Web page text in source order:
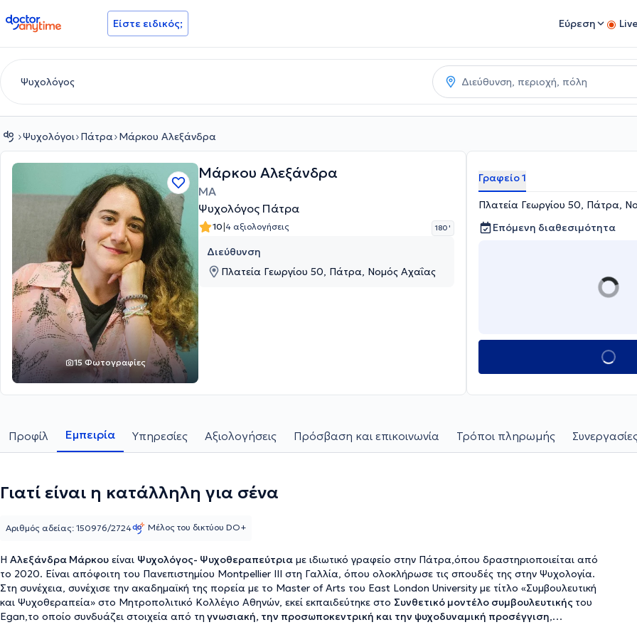
doctoranytime Είστε ειδικός; Εύρεση
Ψυχολόγοι Πάτρα Μάρκου Αλεξάνδρα
15 Φωτογραφίες
Μάρκου Αλεξάνδρα
MA
Ψυχολόγος Πάτρα
10|4 αξιολογήσεις 180 '
Διεύθυνση
Πλατεία Γεωργίου 50, Πάτρα, Νομός Αχαΐας
Γραφείο 1
Πλατεία Γεωργίου 50, Πάτρα,
Επόμενη διαθεσιμότητα
Προφίλ Εμπειρία Υπηρεσίες Αξιολογήσεις Πρόσβαση και επικοινωνία Τρόποι πληρωμής
Γιατί είναι η κατάλληλη για σένα
Η Αλεξάνδρα Μάρκου είναι Ψυχολόγος- Ψυχοθεραπεύτρια με ιδιωτικό γραφείο στην Πάτρα,όπου δραστηριοποιείται από
το 2020. Είναι απόφοιτη του Πανεπιστημίου Montpellier III στη Γαλλία, όπου ολοκλήρωσε τις σπουδές της στην Ψυχολογία.
Στη συνέχεια, συνέχισε την ακαδημαϊκή της πορεία με το Master of Arts του East London University με τίτλο «Συμβουλευτική
και Ψυχοθεραπεία» στο Μητροπολιτικό Κολλέγιο Αθηνών, εκεί εκπαιδεύτηκε στο Συνθετικό μοντέλο συμβουλευτικής του
Egan,το οποίο συνδυάζει στοιχεία από τη γνωσιακή, την προσωποκεντρική και την ψυχοδυναμική προσέγγιση,
Αριθμός αδείας: 150976/2724 Μέλος του δικτύου DO+